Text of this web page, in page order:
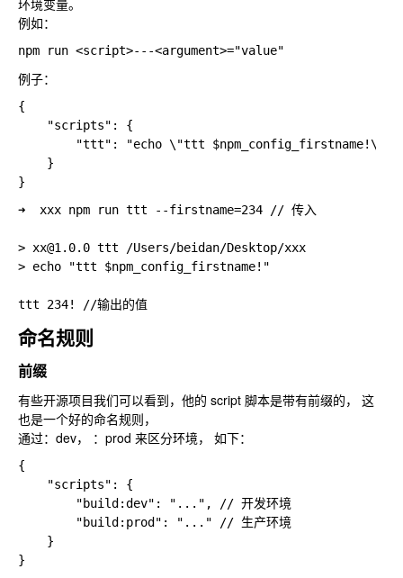
环境变量。
例如：
例子：
{
    "scripts": {
        "ttt": "echo \"ttt $npm_config_firstname!\""
    }
➜  xxx npm run ttt --firstname=234 // 传入
> xx@1.0.0 ttt /Users/beidan/Desktop/xxx
> echo "ttt $npm_config_firstname!"
命名规则
前缀
有些开源项目我们可以看到，他的 script 脚本是带有前缀的， 这
也是一个好的命名规则，
通过：dev， ：prod 来区分环境， 如下：
{
    "scripts": {
        "build:dev": "...", // 开发环境
        "build:prod": "..." // 生产环境
    }